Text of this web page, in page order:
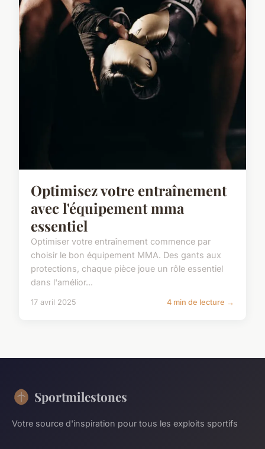
Optimisez votre entraînement
avec l'équipement mma
essentiel
Optimiser votre entraînement commence par
choisir le bon équipement MMA. Des gants aux
protections, chaque pièce joue un rôle essentiel
dans l'amélior...
17 avril 2025 4 min de lecture →
Sportmilestones
Votre source d'inspiration pour tous les exploits sportifs